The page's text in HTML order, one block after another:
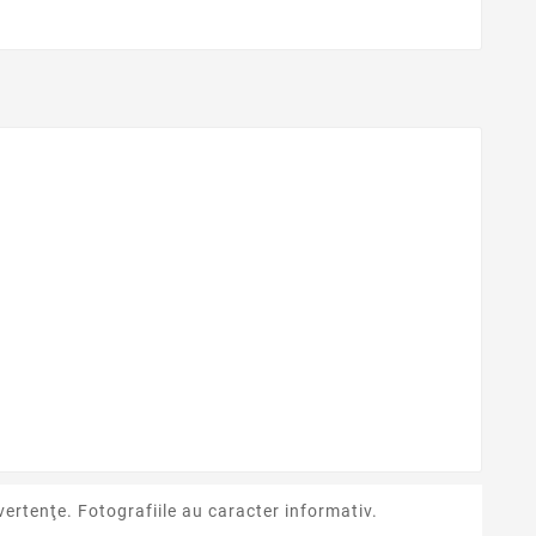
Fotografiile au caracter informativ.